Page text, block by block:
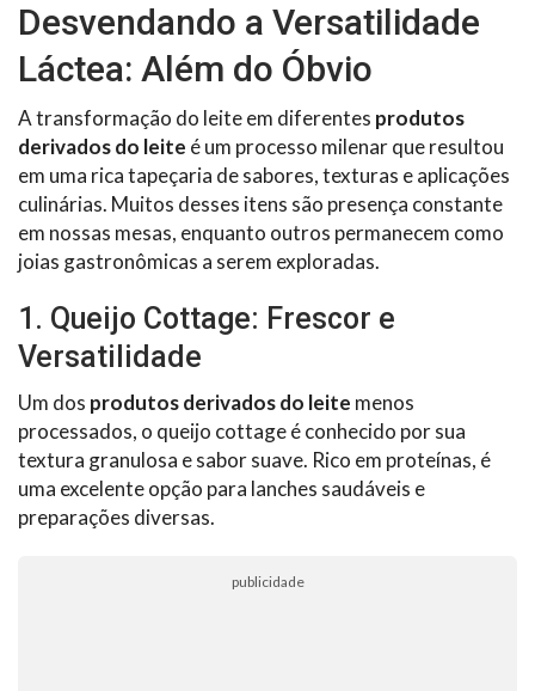
Desvendando a Versatilidade
Láctea: Além do Óbvio
A transformação do leite em diferentes produtos
derivados do leite é um processo milenar que resultou
em uma rica tapeçaria de sabores, texturas e aplicações
culinárias. Muitos desses itens são presença constante
em nossas mesas, enquanto outros permanecem como
joias gastronômicas a serem exploradas.
1. Queijo Cottage: Frescor e
Versatilidade
Um dos produtos derivados do leite menos
processados, o queijo cottage é conhecido por sua
textura granulosa e sabor suave. Rico em proteínas, é
uma excelente opção para lanches saudáveis e
preparações diversas.
publicidade